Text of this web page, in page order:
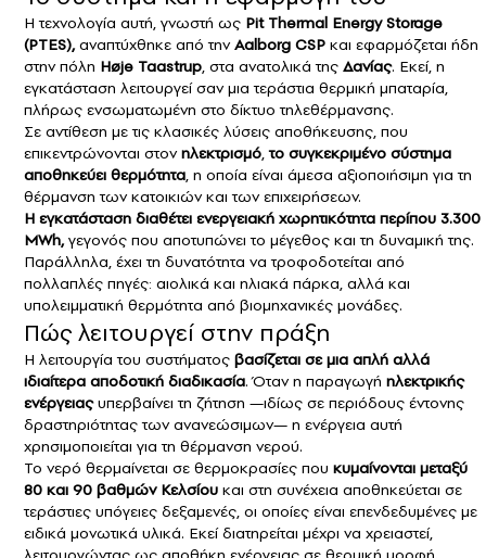
Η τεχνολογία αυτή, γνωστή ως Pit Thermal Energy Storage
(PTES),αναπτύχθηκε από τηνAalborg CSP και εφαρμόζεται ήδη
στην πόλη Høje Taastrup, στα ανατολικά της Δανίας. Εκεί, η
εγκατάσταση λειτουργεί σαν μια τεράστια θερμική μπαταρία,
πλήρως ενσωματωμένη στο δίκτυο τηλεθέρμανσης.
Σε αντίθεση με τις κλασικές λύσεις αποθήκευσης, που
επικεντρώνονται στονηλεκτρισμό,το συγκεκριμένο σύστημα
αποθηκεύει θερμότητα, η οποία είναι άμεσα αξιοποιήσιμη για τη
θέρμανση των κατοικιών και των επιχειρήσεων.
Η εγκατάσταση διαθέτει ενεργειακή χωρητικότητα περίπου 3.300
MWh,γεγονός που αποτυπώνει το μέγεθος και τη δυναμική της.
Παράλληλα, έχει τη δυνατότητα να τροφοδοτείται από
πολλαπλές πηγές: αιολικά και ηλιακά πάρκα, αλλά και
υπολειμματική θερμότητα από βιομηχανικές μονάδες.
Πώς λειτουργεί στην πράξη
Η λειτουργία του συστήματος βασίζεται σε μια απλή αλλά
ιδιαίτερα αποδοτική διαδικασία. Όταν η παραγωγή ηλεκτρικής
ενέργειαςυπερβαίνει τη ζήτηση —ιδίως σε περιόδους έντονης
δραστηριότητας των ανανεώσιμων— η ενέργεια αυτή
χρησιμοποιείται για τη θέρμανση νερού.
Το νερό θερμαίνεται σε θερμοκρασίες που κυμαίνονται μεταξύ
80 και 90 βαθμών Κελσίου και στη συνέχεια αποθηκεύεται σε
τεράστιες υπόγειες δεξαμενές, οι οποίες είναι επενδεδυμένες με
ειδικά μονωτικά υλικά. Εκεί διατηρείται μέχρι να χρειαστεί,